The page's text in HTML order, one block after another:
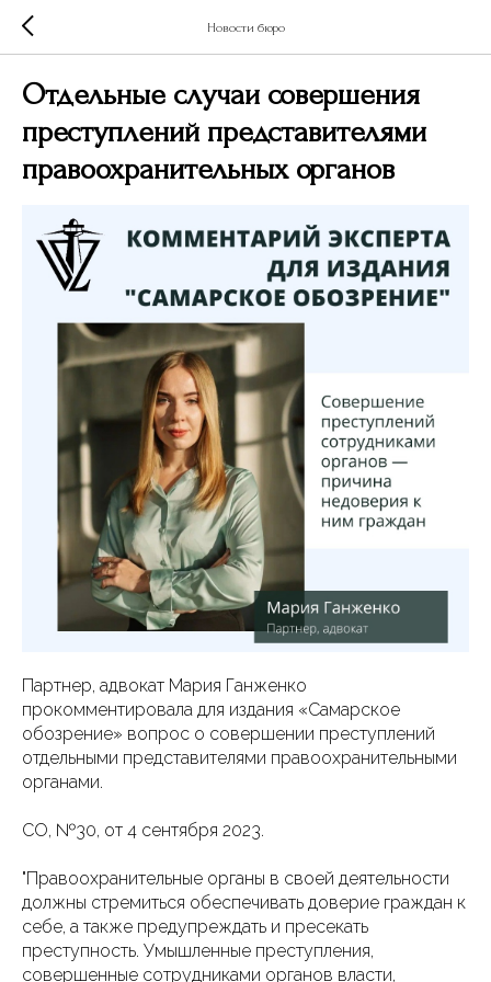
Новости бюро
Отдельные случаи совершения
преступлений представителями
правоохранительных органов
Партнер, адвокат Мария Ганженко
прокомментировала для издания «Самарское
обозрение» вопрос о совершении преступлений
отдельными представителями правоохранительными
органами.
СО, №30, от 4 сентября 2023.
"Правоохранительные органы в своей деятельности
должны стремиться обеспечивать доверие граждан к
себе, а также предупреждать и пресекать
преступность. Умышленные преступления,
совершенные сотрудниками органов власти,